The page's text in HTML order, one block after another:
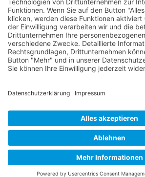
Pinterest WhatsApp
XING
KONTAKT
IMPRESSUM